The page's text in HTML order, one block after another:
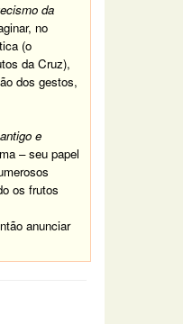
da
no
(o
da Cruz),
dos gestos,
e
–seu papel
os frutos
anunciar